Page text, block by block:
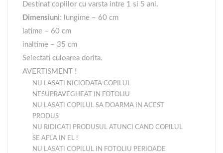
Destinat copiilor cu varsta intre 1 si 5 ani.
Dimensiuni: lungime – 60 cm
latime – 60 cm
inaltime – 35 cm
Selectati culoarea dorita.
AVERTISMENT !
NU LASATI NICIODATA COPILUL
NESUPRAVEGHEAT IN FOTOLIU
NU LASATI COPILUL SA DOARMA IN ACEST
PRODUS
NU RIDICATI PRODUSUL ATUNCI CAND COPILUL
SE AFLA IN EL !
NU LASATI COPILUL IN FOTOLIU PERIOADE